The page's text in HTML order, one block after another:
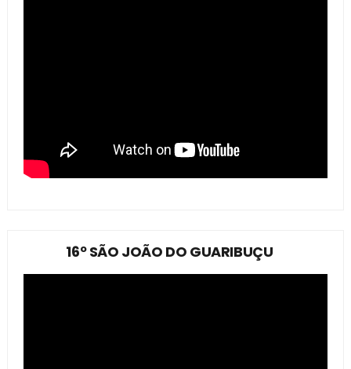
16º SÃO JOÃO DO GUARIBUÇU